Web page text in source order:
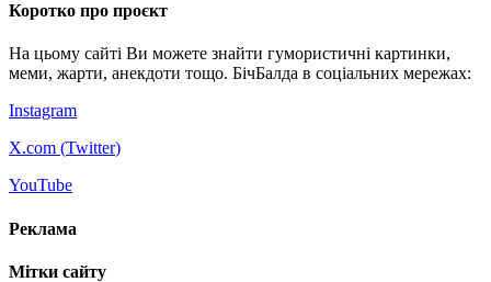
Коротко про проєкт
На цьому сайті Ви можете знайти гумористичні картинки,
меми, жарти, анекдоти тощо. БічБалда в соціальних мережах:
Instagram
X.com (Twitter)
YouTube
Реклама
Мітки сайту